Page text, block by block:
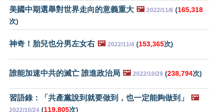
美國中期選舉對世界走向的意義重大 🖼️ 2022/11/6 (165,318
次)
神奇！胎兒也分男左女右 🖼️ 2022/11/4 (153,365次)
誰能加速中共的滅亡 誰進政治局 🖼️ 2022/10/29 (238,794次)
習語錄：「共產黨說到就要做到，也一定能夠做到」 🖼️
2022/10/24 (119,805次)